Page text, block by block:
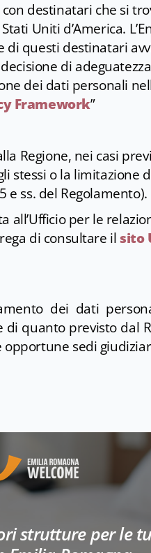
destinatari che si
Uniti d’America.
questi destinatari
di
dei dati personali
Framework”
Regione, nei casi
stessi o la limitazione
ss. del Regolamento).
all’Ufficio per le
di consultare ilsito
dei dati
di quanto previsto dal
sedi
strutture per le